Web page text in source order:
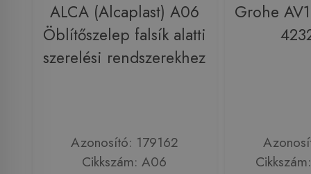
ALCA (Alcaplast) A06
Öblítőszelep falsík alatti
szerelési rendszerekhez
Azonosító: 179162
Cikkszám: A06
Grohe